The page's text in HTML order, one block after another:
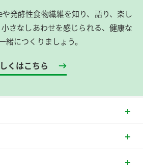
発酵性食物繊維を知り、語り、楽し
さなしあわせを感じられる、健康な
緒につくりましょう。
くはこちら